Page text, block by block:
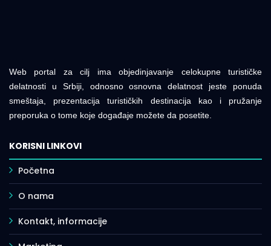
Web portal za cilj ima objedinjavanje celokupne turističke
delatnosti u Srbiji, odnosno osnovna delatnost jeste ponuda
smeštaja, prezentacija turističkih destinacija kao i pružanje
preporuka o tome koje događaje možete da posetite.
KORISNI LINKOVI
Početna
O nama
Kontakt, informacije